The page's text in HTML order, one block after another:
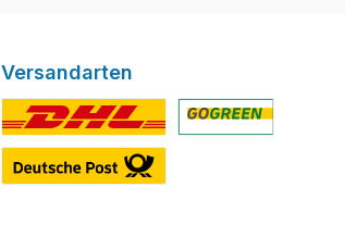
Versandarten
Benutzerdefiniertes Bild 1